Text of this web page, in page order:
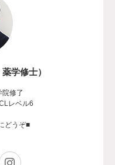
学修士）
修了
レベル6
どうぞ■